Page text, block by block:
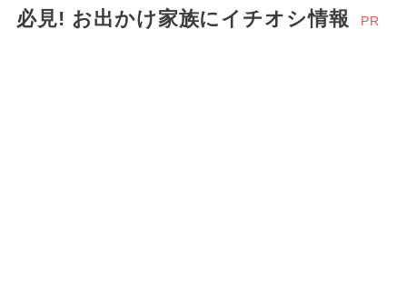
必見! お出かけ家族にイチオシ情報 PR